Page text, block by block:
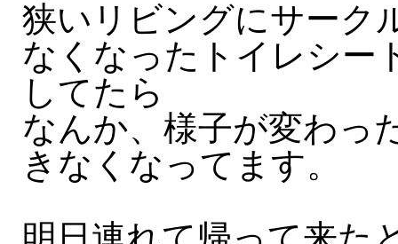
狭いリビングにサーク
なくなったトイレシー
してたら
なんか、様子が変わっ
きなくなってます。